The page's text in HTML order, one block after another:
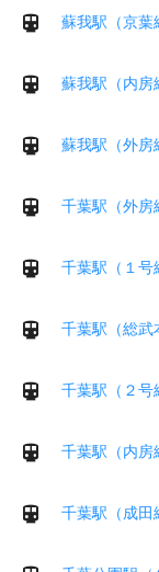
蘇我駅（京葉
蘇我駅（内房
蘇我駅（外房
千葉駅（外房
千葉駅（１号
千葉駅（総武
千葉駅（２号
千葉駅（内房
千葉駅（成田